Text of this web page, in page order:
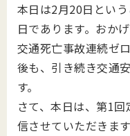
本日は2月20日とい
日であります。おか
交通死亡事故連続ゼ
後も、引き続き交通
す。
さて、本日は、第1
信させていただきます